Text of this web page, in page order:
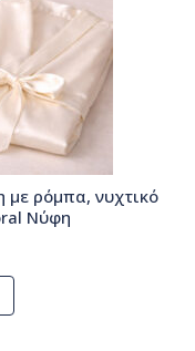
με ρόμπα, νυχτικό
Νύφη